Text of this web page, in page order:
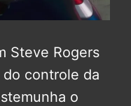
Steve Rogers
controle da
o